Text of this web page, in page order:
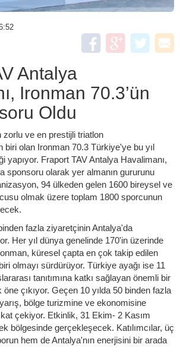
Antalya
Ironman 70.3’ün
Oldu
zorlu ve en prestijli triatlon
biri olan Ironman 70.3 Türkiye'ye bu yıl
yapıyor. Fraport TAV Antalya Havalimanı,
sponsoru olarak yer almanın gururunu
94 ülkeden gelen 1600 bireysel ve
olmak üzere toplam 1800 sporcunun
fazla ziyaretçinin Antalya'da
Her yıl dünya genelinde 170'in üzerinde
küresel çapta en çok takip edilen
olmayı sürdürüyor. Türkiye ayağı ise 11
tanıtımına katkı sağlayan önemli bir
çıkıyor. Geçen 10 yılda 50 binden fazla
bölge turizmine ve ekonomisine
çekiyor. Etkinlik, 31 Ekim- 2 Kasım
bölgesinde gerçekleşecek. Katılımcılar, üç
hem de Antalya'nın enerjisini bir arada